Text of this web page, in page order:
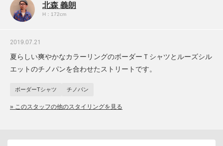
北森 義朗
H：172cm
2019.07.21
夏らしい爽やかなカラーリングのボーダーＴシャツとルーズシル
エットのチノパンを合わせたストリートです。
ボーダーTシャツ チノパン
» このスタッフの他のスタイリングを見る